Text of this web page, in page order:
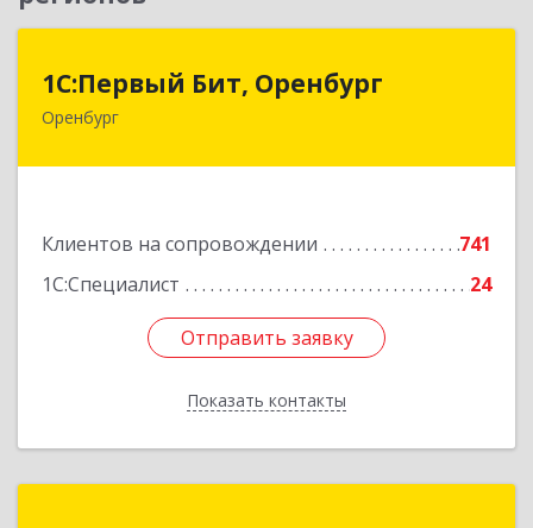
1С:Первый Бит, Оренбург
Оренбург
Клиентов на сопровождении
741
1С:Специалист
24
Отправить заявку
Показать контакты
1С:Первый Бит, Оренбург
460044, Оренбургская обл, Оренбург, Березка
Отправить заявку
Назад